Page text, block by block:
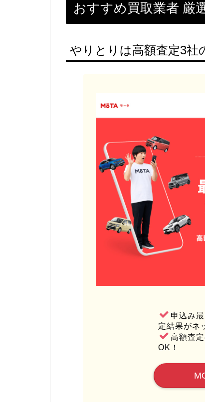
おすすめ買取業者 厳
やりとりは高額査定3社
申込み
定結果がネ
高額査
OK！